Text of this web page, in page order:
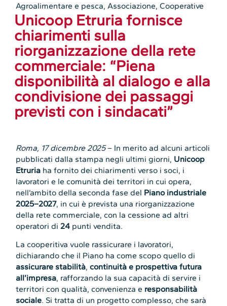
Agroalimentare e pesca, Associazione,Cooperative
Unicoop Etruria fornisce
chiarimenti sulla
riorganizzazione della rete
commerciale: “Piena
disponibilità al dialogo e alla
condivisione dei passaggi
previsti con i sindacati”
Roma, 17 dicembre 2025– In merito ad alcuni articoli
pubblicati dalla stampa negli ultimi giorni, Unicoop
Etruria ha fornito dei chiarimenti verso i soci, i
lavoratori e le comunità dei territori in cui opera,
nell’ambito della seconda fase del Piano industriale
2025–2027, in cui è prevista una riorganizzazione
della rete commerciale, con la cessione ad altri
operatori di24 punti vendita.
La cooperitiva vuole rassicurare i lavoratori,
dichiarando che il Piano ha come scopo quello di
assicurare stabilità, continuità e prospettiva futura
all’impresa, rafforzando la sua capacità di servire i
territori con qualità, convenienza e responsabilità
sociale. Si tratta di un progetto complesso, che sarà